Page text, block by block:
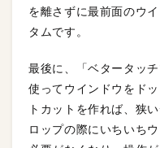
を離さずに最前面のウ
タムです。
最後に、「ベタータッ
使ってウインドウをド
トカットを作れば、狭
ロップの際にいちいち